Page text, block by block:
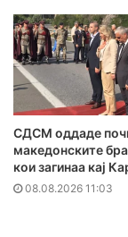
СДСМ оддаде
македонските
кои загинаа кај
08.08.2026 11:03